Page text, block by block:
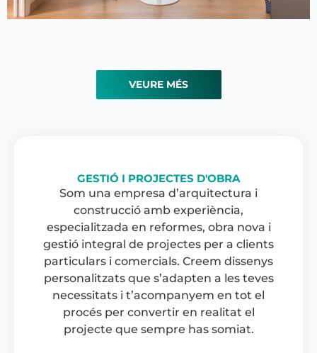
VEURE MÉS
GESTIÓ I PROJECTES D'OBRA
Som una empresa d’arquitectura i
construcció amb experiència,
especialitzada en reformes, obra nova i
gestió integral de projectes per a clients
particulars i comercials. Creem dissenys
personalitzats que s’adapten a les teves
necessitats i t’acompanyem en tot el
procés per convertir en realitat el
projecte que sempre has somiat.